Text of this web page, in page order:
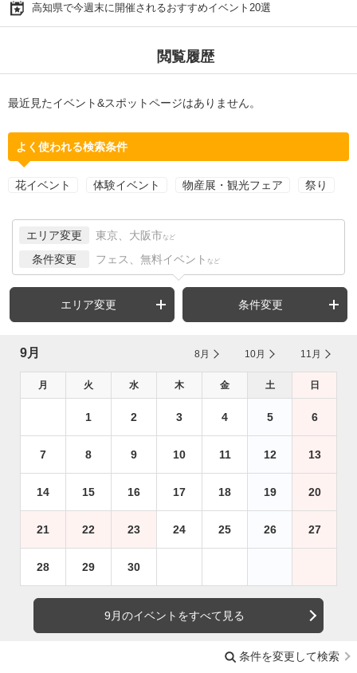
高知県で今週末に開催されるおすすめイベント20選
閲覧履歴
最近見たイベント&スポットページはありません。
よく使われる検索条件
花イベント 体験イベント 物産展・観光フェア 祭り
エリア変更 東京、大阪市 など
条件変更 フェス、無料イベント など
エリア変更 条件変更
9月 8月 10月 11月
月 火 水 木 金 土 日
1 2 3 4 5 6
7 8 9 10 11 12 13
14 15 16 17 18 19 20
21 22 23 24 25 26 27
28 29 30
9月のイベントをすべて見る
条件を変更して検索